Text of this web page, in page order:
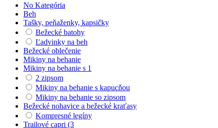
No Kategória
Beh
Tašky, peňaženky, kapsičky
Bežecké batohy
Ľadvinky na beh
Bežecké oblečenie
Mikiny na behanie
Mikiny na behanie s 1
2 zipsom
Mikiny na behanie s kapucňou
Mikiny na behanie so zipsom
Bežecké nohavice a bežecké kraťasy
Kompresné legíny
Trailové capri (3